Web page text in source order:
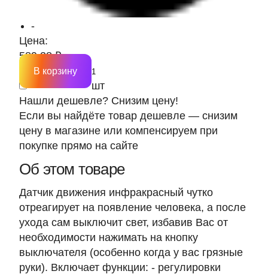
-
Цена:
589.38 ₽
шт
В корзину
Нашли дешевле? Снизим цену!
Если вы найдёте товар дешевле — снизим
цену в магазине или компенсируем при
покупке прямо на сайте
Об этом товаре
Датчик движения инфракрасный чутко
отреагирует на появление человека, а после
ухода сам выключит свет, избавив Вас от
необходимости нажимать на кнопку
выключателя (особенно когда у вас грязные
руки). Включает функции: - регулировки